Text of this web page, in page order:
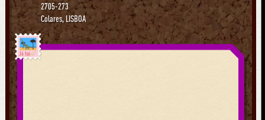
2705-273
Colares, LISBOA
Já foi